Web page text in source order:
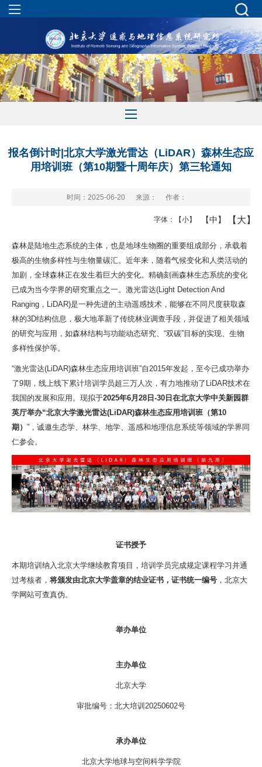
报名倒计时|北京大学激光雷达（LiDAR）森林生态应
用培训班（第10期暨十周年庆）第三轮通知
时间：2025-06-20 来源： 作者：
字体： 【小】 【中】 【大】
森林是陆地生态系统的主体，也是地球生物圈的重要组成部分，承载着
极高的生物多样性与生物量碳汇。近年来，随着气候变化和人类活动的
加剧，全球森林正在发生着巨大的变化。精确刻画森林生态系统的变化
已成为当今学界的研究重点之一。激光雷达(Light Detection And
Ranging，LiDAR)是一种先进的主动遥感技术，能够在不同尺度获取森
林的3D结构信息，极大地革新了传统林业调查手段，并促进了相关领域
的研究与应用，如森林结构与功能动态研究、“双碳”目标的实现、生物
多样性保护等。
“激光雷达(LiDAR)森林生态应用培训班”自2015年发起，至今已成功举办
了9期，线上线下累计培训学员超三万人次，有力地推动了LiDAR技术在
我国的发展和应用。现拟于2025年6月28日-30日在北京大学中关新园群
英厅举办“北京大学激光雷达(LiDAR)森林生态应用培训班（第10
期） ”，诚邀生态学、林学、地学、遥感和地理信息系统等领域的学界同
仁参会。
证书授予
本期培训纳入北京大学继续教育项目，培训学员完成规定课程学习并通
过考核者， 将颁发由北京大学盖章的结业证书，证书统一编号 ，北京大
学网站可查真伪。
举办单位
主办单位
北京大学
审批编号： 北大培训20250602号
承办单位
北京大学地球与空间科学学院